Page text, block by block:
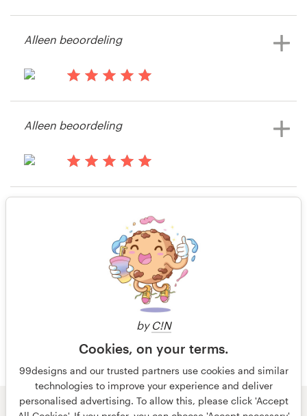
by C!N
Cookies, on your terms.
99designs and our trusted partners use cookies and similar
technologies to improve your experience and deliver
personalised advertising. To allow this, please click 'Accept
Bekijk hun kaart, flyer of print
Bekijk hun kaart, flyer of print
Alleen beoordeling
Andrewbatha10
Bekijk hun kaart, flyer of print
Alleen beoordeling
il y a 14 ans
Bevan.may
Bekijk hun kaart, flyer of print
Bronnen
Prijzen
Word een designer